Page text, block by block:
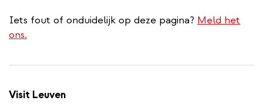
Iets fout of onduidelijk op deze pagina? Meld het
ons.
Visit Leuven